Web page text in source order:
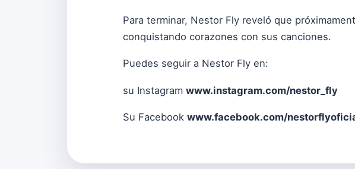
Para terminar, Nestor Fly reveló que
conquistando corazones con sus canciones.
Puedes seguir a Nestor Fly en:
su Instagram www.instagram.com/nestor_fly
Su Facebook www.facebook.com/